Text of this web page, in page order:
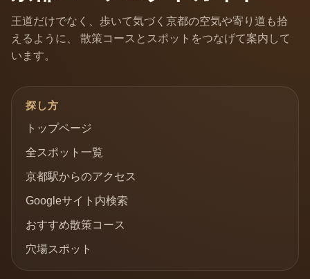
王道だけでなく、歩いて気づく京都の空気や寄り道も拾
えるように、 散策コースとスポットをつなげて案内して
います。
探し方
トップページ
全スポット一覧
京都駅からのアクセス
Googleサイト内検索
おすすめ散策コース
穴場スポット